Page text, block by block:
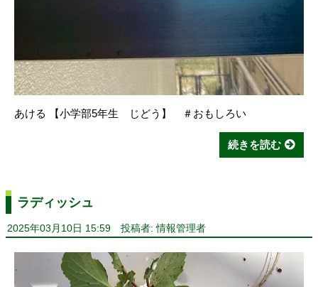
あける 【小学部5年生 じどう】 ＃おもしろい
続きを読む
ラディッシュ
2025年03月10日 15:59 投稿者: 情報管理者